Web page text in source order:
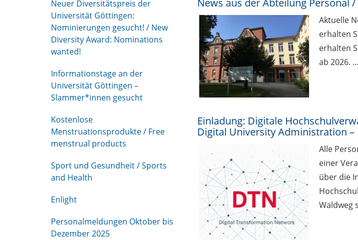
Neuer Diversitätspreis der
Universität Göttingen:
Nominierungen gesucht! / New
Diversity Award: Nominations
wanted!
Informationstage an der
Universität Göttingen –
Slammer*innen gesucht
Kostenlose
Menstruationsprodukte / Free
menstrual products
Sport und Gesundheit / Sports
and Health
Enlight
Personalmeldungen Oktober bis
Dezember 2025
News aus der Abteilung Personal
Aktuelle
erhalten
erhalten
ab 2026. …
Einladung: Digitale
Digital University Administration
Alle
einer
über die
Waldweg